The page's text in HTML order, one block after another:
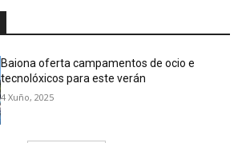
Baiona oferta campamentos de ocio e
tecnolóxicos para este verán
4 Xuño, 2025